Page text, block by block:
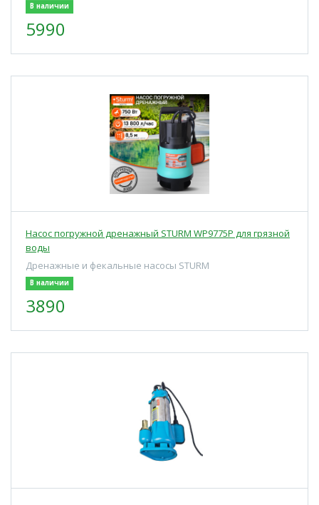
В наличии
5990
Насос погружной дренажный STURM WP9775P для грязной
воды
Дренажные и фекальные насосы STURM
В наличии
3890